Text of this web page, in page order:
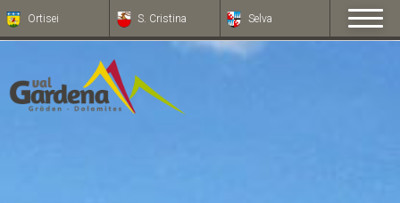
Ortisei S. Cristina Selva